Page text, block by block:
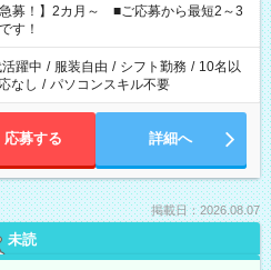
えてくださいね。 ※Wワーク希望
希望する勤務時間と、もう1つのお仕事
時間を超える場合は応募できません。
急募！】2カ月～ ■ご応募から最短2～3
す！
躍中 / 服装自由 / シフト勤務 / 10名以
なし / パソコンスキル不要
応募する 詳細へ
掲載日：2026.08.07
未読